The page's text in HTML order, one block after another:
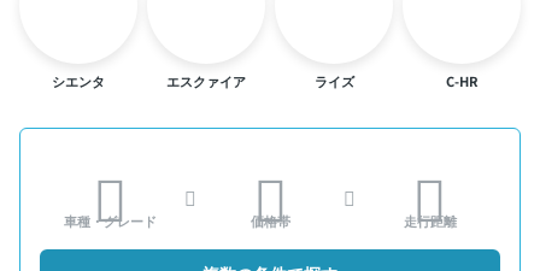
シエンタ エスクァイア ライズ C-HR
車種・グレード 価格帯 走行距離